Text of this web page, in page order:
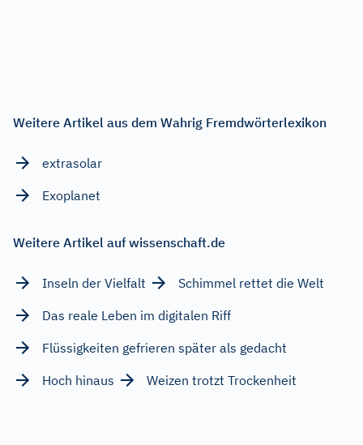
Weitere Artikel aus dem Wahrig Fremdwörterlexikon
extrasolar
Exoplanet
Weitere Artikel auf wissenschaft.de
Inseln der Vielfalt
Schimmel rettet die Welt
Das reale Leben im digitalen Riff
Flüssigkeiten gefrieren später als gedacht
Hoch hinaus
Weizen trotzt Trockenheit